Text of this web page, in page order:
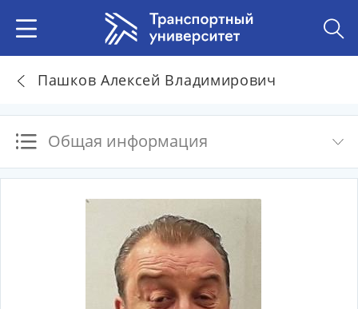
Пашков Алексей Владимирович
Общая информация